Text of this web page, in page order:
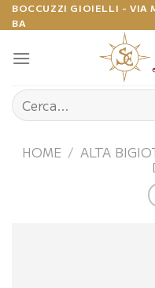
Salta
ai
contenuti
BOCCUZZI GIOIELLI - VIA
BA
Cerca:
HOME / ALTA